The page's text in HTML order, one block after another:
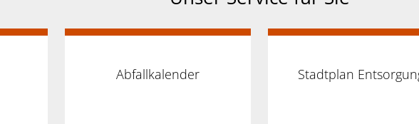
Abfallkalender Stadtplan